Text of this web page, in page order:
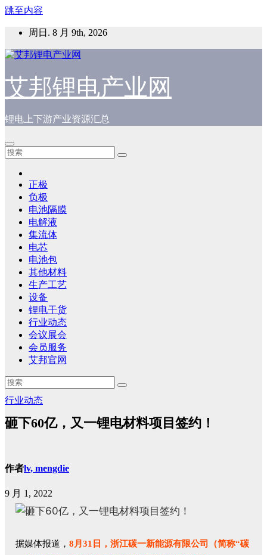
跳至内容
周日. 8 月 9th, 2026
艾邦锂电产业网
锂电上下游产业资源汇总
正极
负极
电池隔膜
电解液
集流体
电芯
电池包
其他材料
生产工艺
设备
锂电干货
行业动态
会议展会
会员服务
艾邦官网
行业动态
砸下60亿，又一锂电材料项目签约！
作者lv, mengdie
9 月 1, 2022
据媒体报道， 8月31日，浙江碳一新能源有限公司（简称“碳